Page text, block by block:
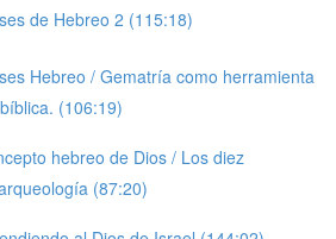
de Hebreo 2 (115:18)
Hebreo / Gematría como herramienta
(106:19)
hebreo de Dios / Los diez
(87:20)